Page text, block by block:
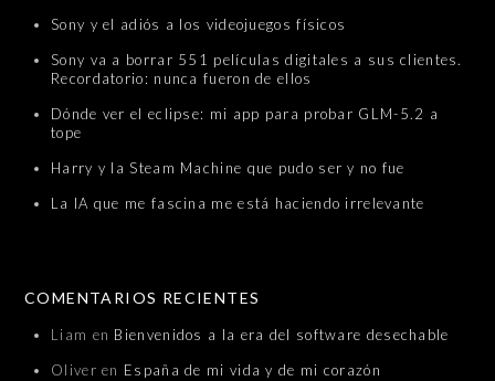
Sony y el adiós a los videojuegos físicos
Sony va a borrar 551 películas digitales a sus clientes.
Recordatorio: nunca fueron de ellos
Dónde ver el eclipse: mi app para probar GLM-5.2 a
tope
Harry y la Steam Machine que pudo ser y no fue
La IA que me fascina me está haciendo irrelevante
COMENTARIOS RECIENTES
Liam en Bienvenidos a la era del software desechable
Oliver en España de mi vida y de mi corazón